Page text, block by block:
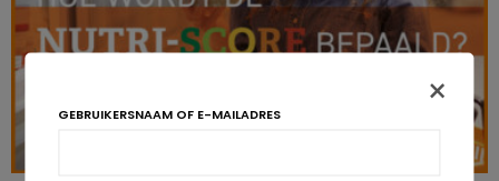
×
GEBRUIKERSNAAM OF E-MAILADRES